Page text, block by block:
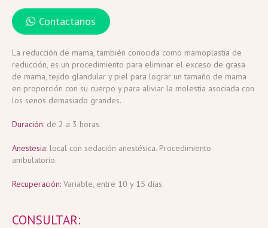
Contactanos
La reducción de mama, también conocida como mamoplastia de
reducción, es un procedimiento para eliminar el exceso de grasa
de mama, tejido glandular y piel para lograr un tamaño de mama
en proporción con su cuerpo y para aliviar la molestia asociada con
los senos demasiado grandes.
Duración: de 2 a 3 horas.
Anestesia: local con sedación anestésica. Procedimiento
ambulatorio.
Recuperación: Variable, entre 10 y 15 días.
CONSULTAR: